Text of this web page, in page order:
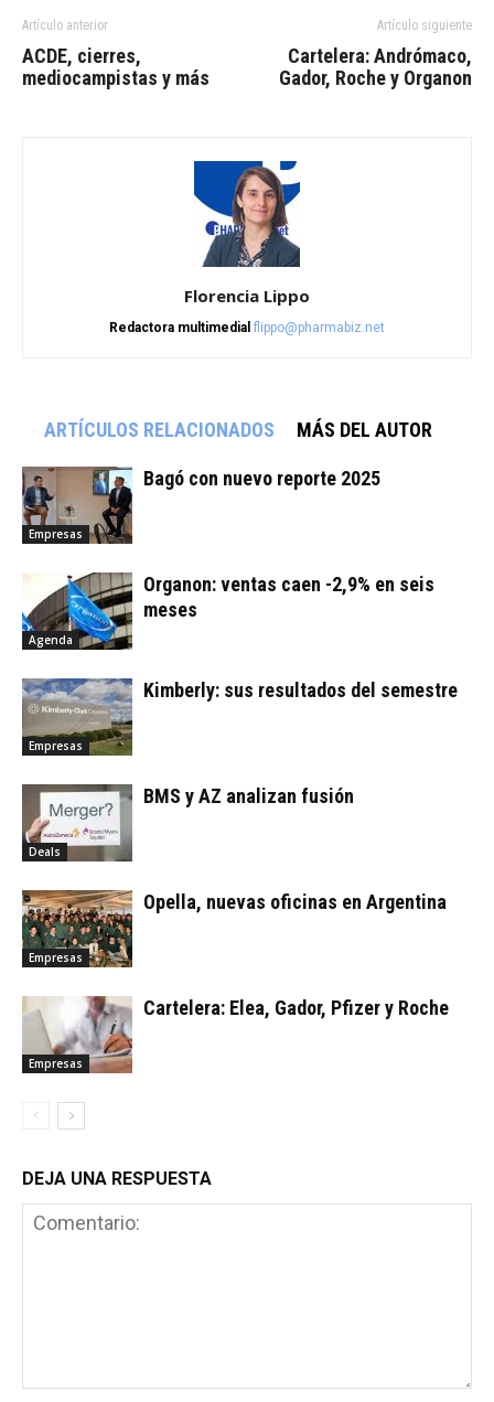
Artículo anterior
ACDE, cierres,
mediocampistas y más
Artículo siguiente
Cartelera: Andrómaco,
Gador, Roche y Organon
Florencia Lippo
Redactora multimedial flippo@pharmabiz.net
ARTÍCULOS RELACIONADOS MÁS DEL AUTOR
Empresas
Bagó con nuevo reporte 2025
Agenda
Organon: ventas caen -2,9% en seis
meses
Empresas
Kimberly: sus resultados del semestre
Deals
BMS y AZ analizan fusión
Empresas
Opella, nuevas oficinas en Argentina
Empresas
Cartelera: Elea, Gador, Pfizer y Roche
DEJA UNA RESPUESTA